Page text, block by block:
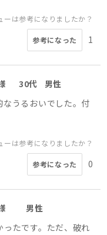
ーは参考になりましたか？
参考になった 1
30代
男性
うるおいでした。付
ーは参考になりましたか？
参考になった 0
男性
たです。ただ、破れ